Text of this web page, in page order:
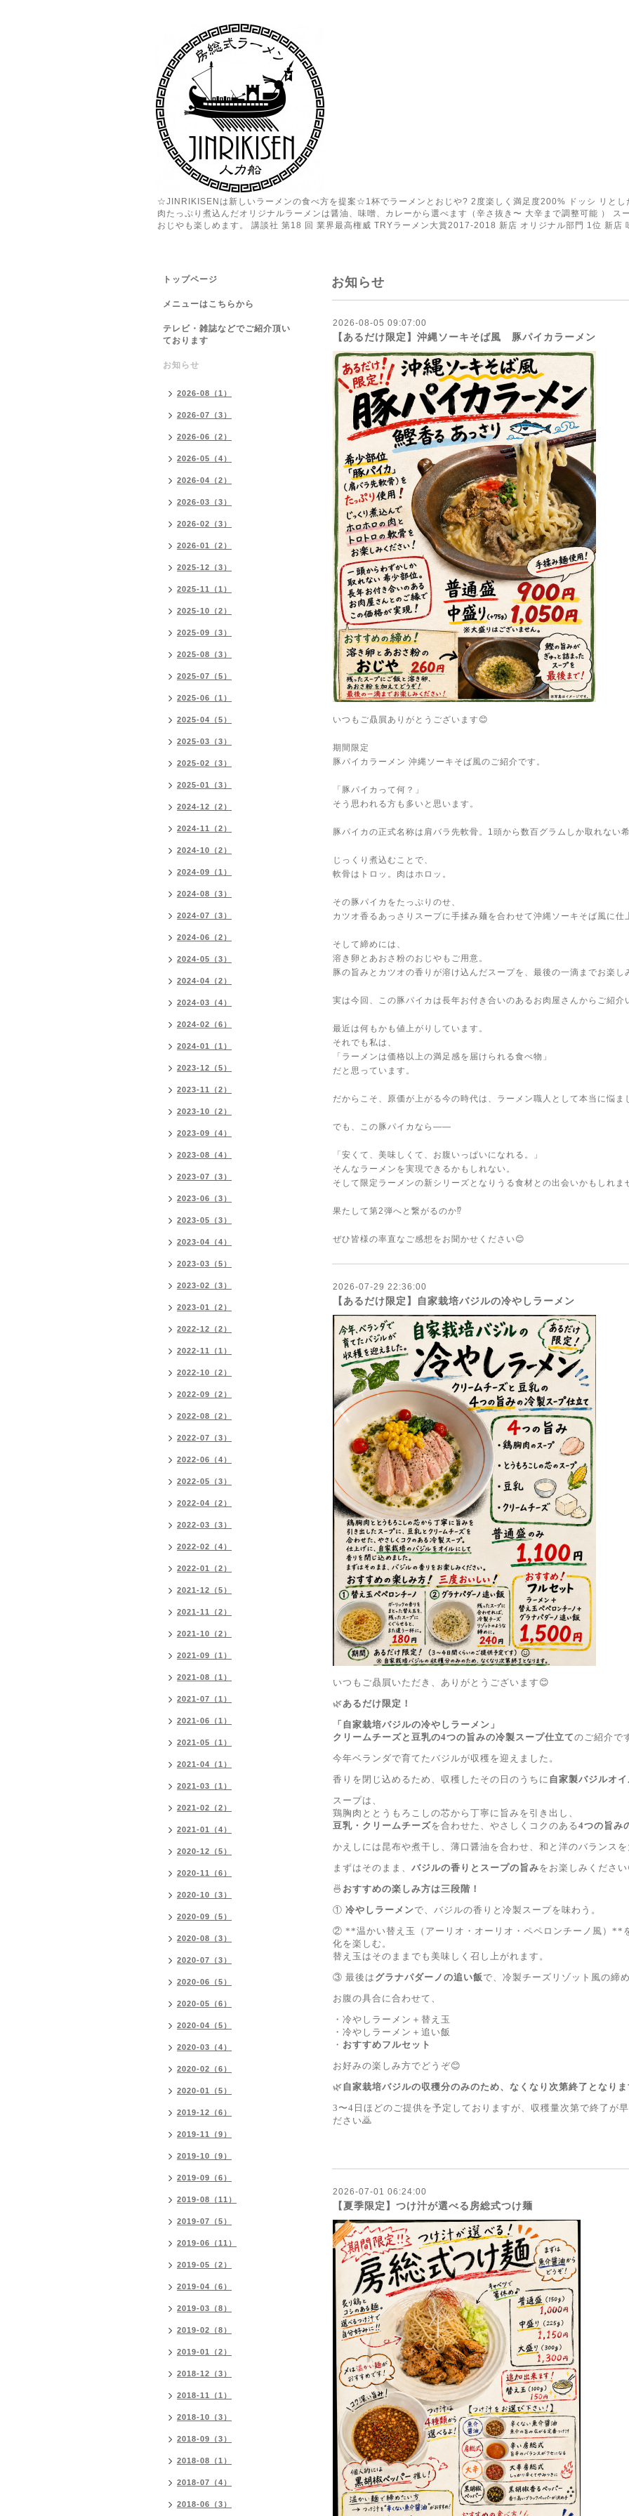
☆JINRIKISENは新しいラーメンの食べ方を提案☆1杯でラーメンとおじや? 2度楽しく満足度200% ドッシ リとし
肉たっぷり煮込んだオリジナルラーメンは醤油、味噌、カレーから選べます（辛さ抜き〜 大辛まで調整可能 ） ス
おじやも楽しめます。 講談社 第18 回 業界最高権威 TRYラーメン大賞2017-2018 新店 オリジナル部門 1位 新店
お知らせ
2026-08-05 09:07:00
【あるだけ限定】沖縄ソーキそば風 豚パイカラーメン
いつもご贔屓ありがとうございます😊
期間限定
豚パイカラーメン 沖縄ソーキそば風のご紹介です。
「豚パイカって何？」
そう思われる方も多いと思います。
豚パイカの正式名称は肩バラ先軟骨。1頭から数百グラムしか取れない希
じっくり煮込むことで、
軟骨はトロッ。肉はホロッ。
その豚パイカをたっぷりのせ、
カツオ香るあっさりスープに手揉み麺を合わせて沖縄ソーキそば風に仕
そして締めには、
溶き卵とあおさ粉のおじやもご用意。
豚の旨みとカツオの香りが溶け込んだスープを、最後の一滴までお楽し
実は今回、この豚パイカは長年お付き合いのあるお肉屋さんからご紹介
最近は何もかも値上がりしています。
それでも私は、
「ラーメンは価格以上の満足感を届けられる食べ物」
だと思っています。
だからこそ、原価が上がる今の時代は、ラーメン職人として本当に悩ま
でも、この豚パイカなら――
「安くて、美味しくて、お腹いっぱいになれる。」
そんなラーメンを実現できるかもしれない。
そして限定ラーメンの新シリーズとなりうる食材との出会いかもしれま
果たして第2弾へと繋がるのか⁉️
ぜひ皆様の率直なご感想をお聞かせください😊
2026-07-29 22:36:00
【あるだけ限定】自家栽培バジルの冷やしラーメン
いつもご贔屓いただき、ありがとうございます😊
🌿あるだけ限定！
「自家栽培バジルの冷やしラーメン」
クリームチーズと豆乳の4つの旨みの冷製スープ仕立てのご紹介で
今年ベランダで育てたバジルが収穫を迎えました。
香りを閉じ込めるため、収穫したその日のうちに 自家製バジルオ
スープは、
鶏胸肉ととうもろこしの芯から丁寧に旨みを引き出し、
豆乳・クリームチーズを合わせた、やさしくコクのある4つの旨み
かえしには昆布や煮干し、薄口醤油を合わせ、和と洋のバランスを
まずはそのまま、 バジルの香りとスープの旨みをお楽しみください
🍜 おすすめの楽しみ方は三段階！
① 冷やしラーメンで、バジルの香りと冷製スープを味わう。
② **温かい替え玉（アーリオ・オーリオ・ペペロンチーノ風）**
化を楽しむ。
替え玉はそのままでも美味しく召し上がれます。
③ 最後は グラナパダーノの追い飯で、冷製チーズリゾット風の締
お腹の具合に合わせて、
・冷やしラーメン＋替え玉
・冷やしラーメン＋追い飯
・ おすすめフルセット
お好みの楽しみ方でどうぞ😊
🌿自家栽培バジルの収穫分のみのため、なくなり次第終了となりま
3〜4日ほどのご提供を予定しておりますが、収穫量次第で終了が
ださい🙇
2026-07-01 06:24:00
【夏季限定】つけ汁が選べる房総式つけ麺
トップページ
メニューはこちらから
テレビ・雑誌などでご紹介頂い
ております
お知らせ
2026-08（1）
2026-07（3）
2026-06（2）
2026-05（4）
2026-04（2）
2026-03（3）
2026-02（3）
2026-01（2）
2025-12（3）
2025-11（1）
2025-10（2）
2025-09（3）
2025-08（3）
2025-07（5）
2025-06（1）
2025-04（5）
2025-03（3）
2025-02（3）
2025-01（3）
2024-12（2）
2024-11（2）
2024-10（2）
2024-09（1）
2024-08（3）
2024-07（3）
2024-06（2）
2024-05（3）
2024-04（2）
2024-03（4）
2024-02（6）
2024-01（1）
2023-12（5）
2023-11（2）
2023-10（2）
2023-09（4）
2023-08（4）
2023-07（3）
2023-06（3）
2023-05（3）
2023-04（4）
2023-03（5）
2023-02（3）
2023-01（2）
2022-12（2）
2022-11（1）
2022-10（2）
2022-09（2）
2022-08（2）
2022-07（3）
2022-06（4）
2022-05（3）
2022-04（2）
2022-03（3）
2022-02（4）
2022-01（2）
2021-12（5）
2021-11（2）
2021-10（2）
2021-09（1）
2021-08（1）
2021-07（1）
2021-06（1）
2021-05（1）
2021-04（1）
2021-03（1）
2021-02（2）
2021-01（4）
2020-12（5）
2020-11（6）
2020-10（3）
2020-09（5）
2020-08（3）
2020-07（3）
2020-06（5）
2020-05（6）
2020-04（5）
2020-03（4）
2020-02（6）
2020-01（5）
2019-12（6）
2019-11（9）
2019-10（9）
2019-09（6）
2019-08（11）
2019-07（5）
2019-06（11）
2019-05（2）
2019-04（6）
2019-03（8）
2019-02（8）
2019-01（2）
2018-12（3）
2018-11（1）
2018-10（3）
2018-09（3）
2018-08（1）
2018-07（4）
2018-06（3）